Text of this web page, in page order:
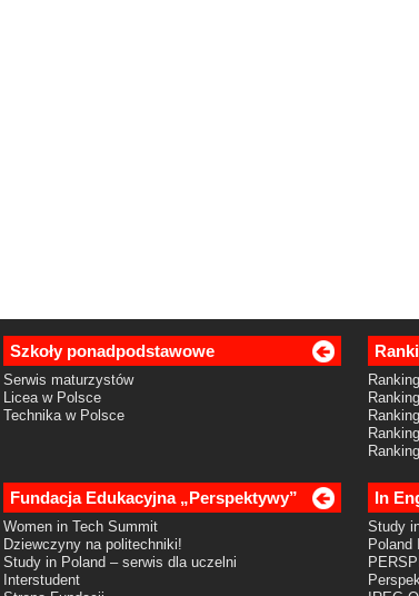
Szkoły ponadpodstawowe
Serwis maturzystów
Licea w Polsce
Technika w Polsce
Fundacja Edukacyjna „Perspektywy”
Women in Tech Summit
Dziewczyny na politechniki!
Study in Poland – serwis dla uczelni
Interstudent
In
Study
Poland